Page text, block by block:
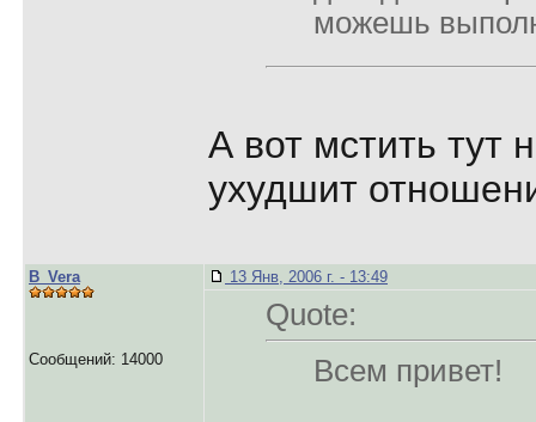
можешь
А вот мстить тут
ухудшит
B_Vera
Сообщений: 14000
13 Янв, 2006 г. - 13:49
Quote:
Всем привет!